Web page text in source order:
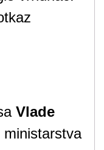
Vlade
ministarstva